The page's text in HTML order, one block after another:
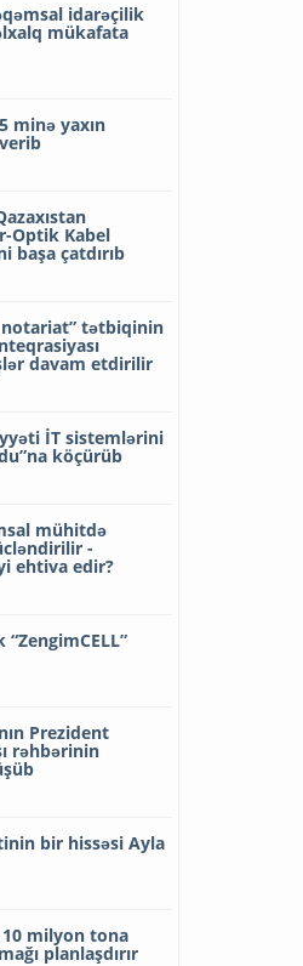
idarəçilik
mükafata
minə yaxın
Optik Kabel
başa çatdırıb
tətbiqinin
davam etdirilir
İT sistemlərini
köçürüb
mühitdə
-
ehtiva edir?
Prezident
rəhbərinin
bir hissəsi Ayla
10 milyon tona
planlaşdırır